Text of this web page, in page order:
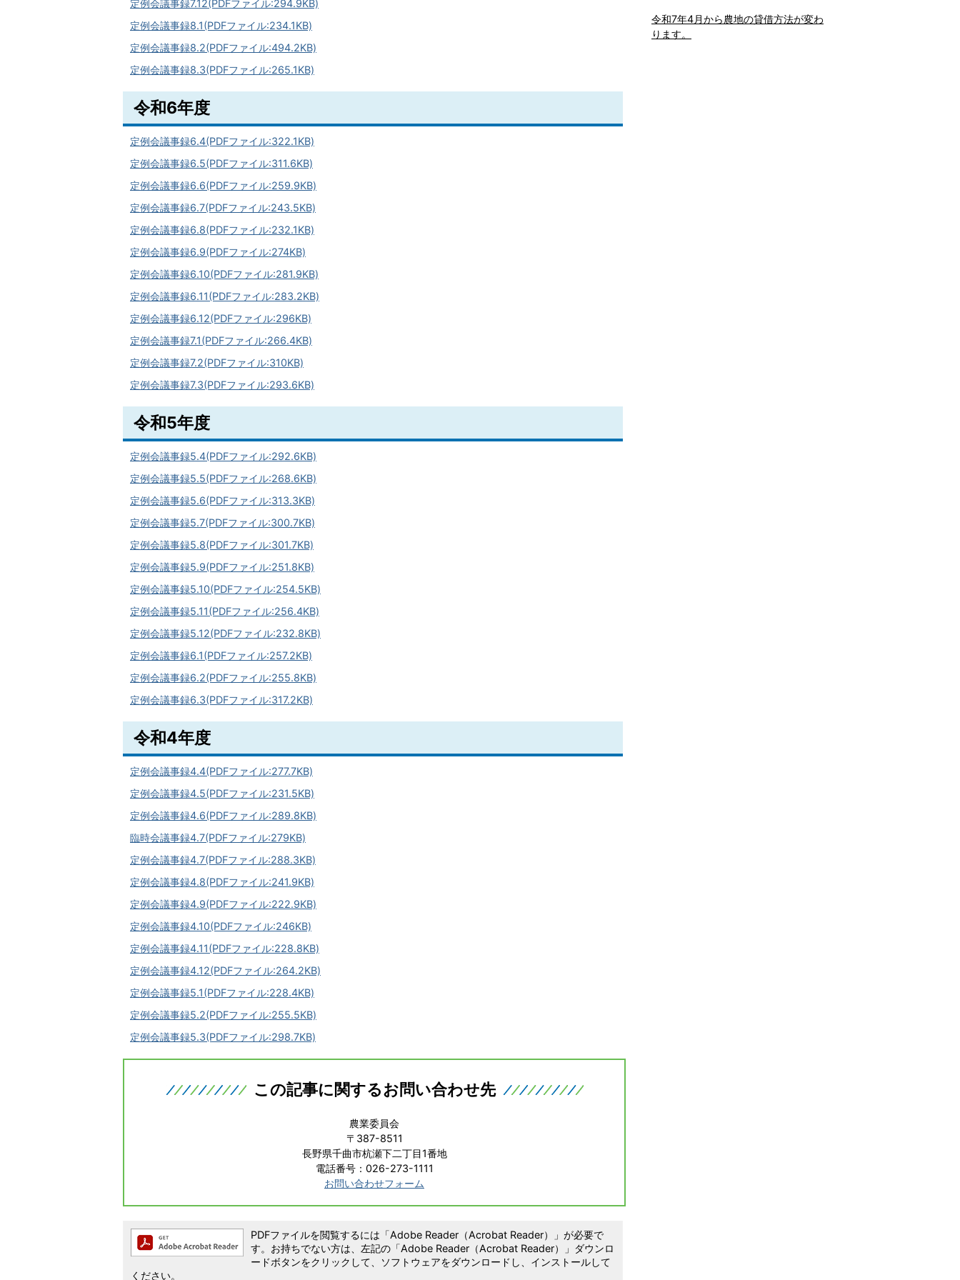
定例会議事録7.12(PDFファイル:294.9KB)
定例会議事録8.1(PDFファイル:234.1KB)
定例会議事録8.2(PDFファイル:494.2KB)
定例会議事録8.3(PDFファイル:265.1KB)
令和6年度
定例会議事録6.4(PDFファイル:322.1KB)
定例会議事録6.5(PDFファイル:311.6KB)
定例会議事録6.6(PDFファイル:259.9KB)
定例会議事録6.7(PDFファイル:243.5KB)
定例会議事録6.8(PDFファイル:232.1KB)
定例会議事録6.9(PDFファイル:274KB)
定例会議事録6.10(PDFファイル:281.9KB)
定例会議事録6.11(PDFファイル:283.2KB)
定例会議事録6.12(PDFファイル:296KB)
定例会議事録7.1(PDFファイル:266.4KB)
定例会議事録7.2(PDFファイル:310KB)
定例会議事録7.3(PDFファイル:293.6KB)
令和5年度
定例会議事録5.4(PDFファイル:292.6KB)
定例会議事録5.5(PDFファイル:268.6KB)
定例会議事録5.6(PDFファイル:313.3KB)
定例会議事録5.7(PDFファイル:300.7KB)
定例会議事録5.8(PDFファイル:301.7KB)
定例会議事録5.9(PDFファイル:251.8KB)
定例会議事録5.10(PDFファイル:254.5KB)
定例会議事録5.11(PDFファイル:256.4KB)
定例会議事録5.12(PDFファイル:232.8KB)
定例会議事録6.1(PDFファイル:257.2KB)
定例会議事録6.2(PDFファイル:255.8KB)
定例会議事録6.3(PDFファイル:317.2KB)
令和4年度
定例会議事録4.4(PDFファイル:277.7KB)
定例会議事録4.5(PDFファイル:231.5KB)
定例会議事録4.6(PDFファイル:289.8KB)
臨時会議事録4.7(PDFファイル:279KB)
定例会議事録4.7(PDFファイル:288.3KB)
定例会議事録4.8(PDFファイル:241.9KB)
定例会議事録4.9(PDFファイル:222.9KB)
定例会議事録4.10(PDFファイル:246KB)
定例会議事録4.11(PDFファイル:228.8KB)
定例会議事録4.12(PDFファイル:264.2KB)
定例会議事録5.1(PDFファイル:228.4KB)
定例会議事録5.2(PDFファイル:255.5KB)
定例会議事録5.3(PDFファイル:298.7KB)
この記事に関するお問い合わせ先
農業委員会
〒387-8511
長野県千曲市杭瀬下二丁目1番地
電話番号：026-273-1111
お問い合わせフォーム
PDFファイルを閲覧するには「Adobe Reader（Acrobat Reader）」が必要で
す。お持ちでない方は、左記の「Adobe Reader（Acrobat Reader）」ダウンロ
ードボタンをクリックして、ソフトウェアをダウンロードし、インストールして
ください。
令和7年4月から農地の貸借方法が変わ
ります。